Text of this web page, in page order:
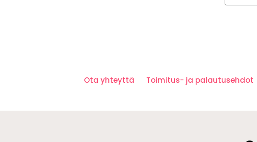
Ota yhteyttä Toimitus- ja palautusehdot